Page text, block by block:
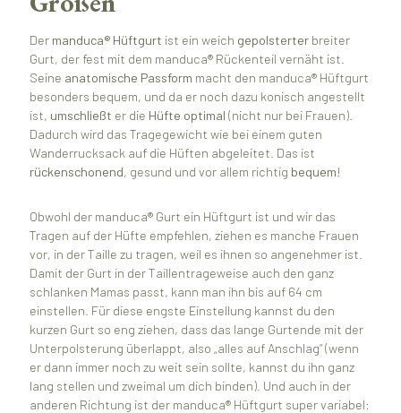
Der manduca® Hüftgurt ist ein weich gepolsterterbreiter
Gurt, der fest mit dem manduca® Rückenteil vernäht ist.
Seine anatomische Passform macht den manduca® Hüftgurt
besonders bequem, und da er noch dazu konisch angestellt
ist, umschließt er die Hüfte optimal (nicht nur bei Frauen).
Dadurch wird das Tragegewicht wie bei einem guten
Wanderrucksack auf die Hüften abgeleitet. Das ist
rückenschonend, gesund und vor allem richtig bequem!
Obwohl der manduca® Gurt ein Hüftgurt ist und wir das
Tragen auf der Hüfte empfehlen, ziehen es manche Frauen
vor, in der Taille zu tragen, weil es ihnen so angenehmer ist.
Damit der Gurt in der Taillentrageweise auch den ganz
schlanken Mamas passt, kann man ihn bis auf 64 cm
einstellen. Für diese engste Einstellung kannst du den
kurzen Gurt so eng ziehen, dass das lange Gurtende mit der
Unterpolsterung überlappt, also „alles auf Anschlag“ (wenn
er dann immer noch zu weit sein sollte, kannst du ihn ganz
lang stellen und zweimal um dich binden). Und auch in der
anderen Richtung ist der manduca® Hüftgurt super variabel: